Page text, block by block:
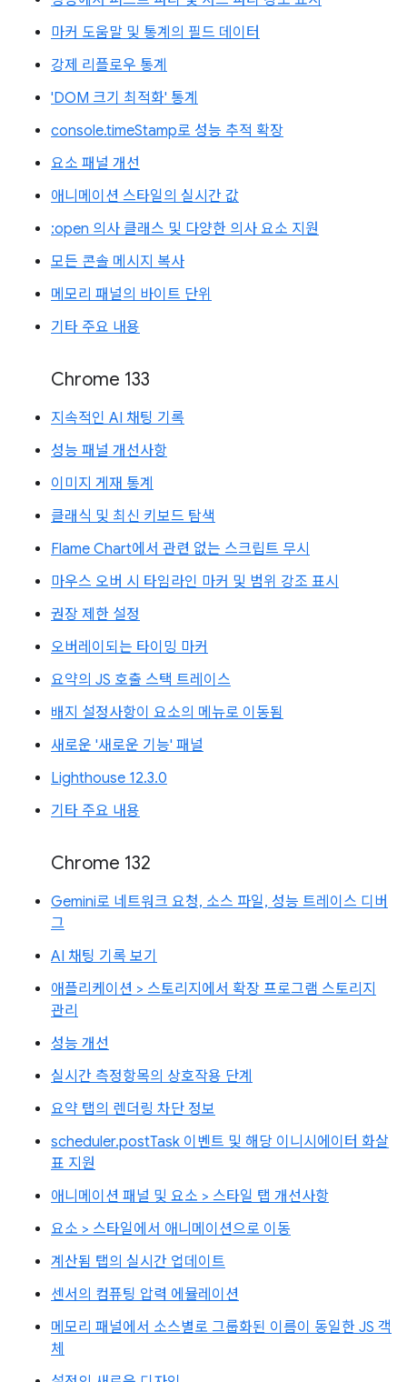
마커 도움말 및 통계의 필드 데이터
강제 리플로우 통계
'DOM 크기 최적화' 통계
console.timeStamp로 성능 추적 확장
요소 패널 개선
애니메이션 스타일의 실시간 값
:open 의사 클래스 및 다양한 의사 요소 지원
모든 콘솔 메시지 복사
메모리 패널의 바이트 단위
기타 주요 내용
Chrome 133
지속적인 AI 채팅 기록
성능 패널 개선사항
이미지 게재 통계
클래식 및 최신 키보드 탐색
Flame Chart에서 관련 없는 스크립트 무시
마우스 오버 시 타임라인 마커 및 범위 강조 표시
권장 제한 설정
오버레이되는 타이밍 마커
요약의 JS 호출 스택 트레이스
배지 설정사항이 요소의 메뉴로 이동됨
새로운 '새로운 기능' 패널
Lighthouse 12.3.0
기타 주요 내용
Chrome 132
Gemini로 네트워크 요청, 소스 파일, 성능 트레이스 디버
그
AI 채팅 기록 보기
애플리케이션 > 스토리지에서 확장 프로그램 스토리지
관리
성능 개선
실시간 측정항목의 상호작용 단계
요약 탭의 렌더링 차단 정보
scheduler.postTask 이벤트 및 해당 이니시에이터 화살
표 지원
애니메이션 패널 및 요소 > 스타일 탭 개선사항
요소 > 스타일에서 애니메이션으로 이동
계산됨 탭의 실시간 업데이트
센서의 컴퓨팅 압력 에뮬레이션
메모리 패널에서 소스별로 그룹화된 이름이 동일한 JS 객
체